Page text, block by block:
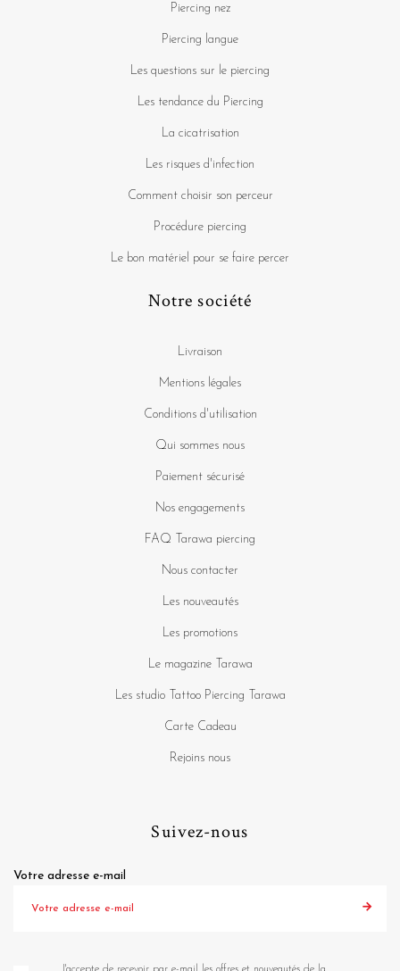
Piercing nez
Piercing langue
Les questions sur le piercing
Les tendance du Piercing
La cicatrisation
Les risques d'infection
Comment choisir son perceur
Procédure piercing
Le bon matériel pour se faire percer
Notre société
Livraison
Mentions légales
Conditions d'utilisation
Qui sommes nous
Paiement sécurisé
Nos engagements
FAQ Tarawa piercing
Nous contacter
Les nouveautés
Les promotions
Le magazine Tarawa
Les studio Tattoo Piercing Tarawa
Carte Cadeau
Rejoins nous
Suivez-nous
Votre adresse e-mail